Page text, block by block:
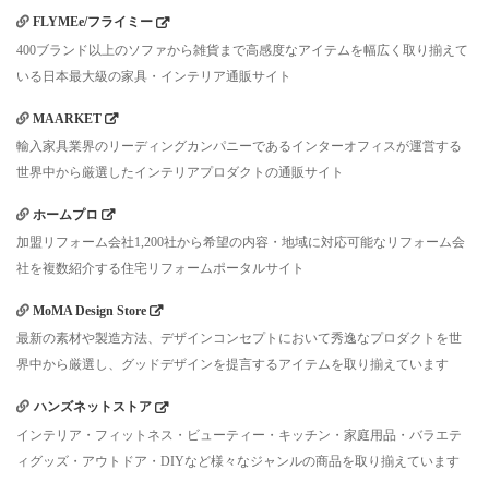
FLYMEe/フライミー
400ブランド以上のソファから雑貨まで高感度なアイテムを幅広く取り揃えて
いる日本最大級の家具・インテリア通販サイト
MAARKET
輸入家具業界のリーディングカンパニーであるインターオフィスが運営する
世界中から厳選したインテリアプロダクトの通販サイト
ホームプロ
加盟リフォーム会社1,200社から希望の内容・地域に対応可能なリフォーム会
社を複数紹介する住宅リフォームポータルサイト
MoMA Design Store
最新の素材や製造方法、デザインコンセプトにおいて秀逸なプロダクトを世
界中から厳選し、グッドデザインを提言するアイテムを取り揃えています
ハンズネットストア
インテリア・フィットネス・ビューティー・キッチン・家庭用品・バラエテ
ィグッズ・アウトドア・DIYなど様々なジャンルの商品を取り揃えています